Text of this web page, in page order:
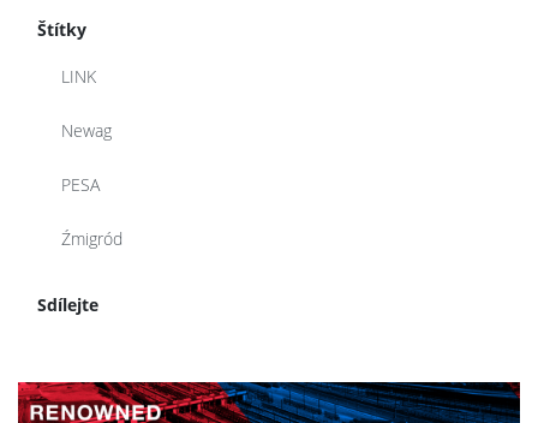
Štítky
LINK
Newag
PESA
Źmigród
Sdílejte